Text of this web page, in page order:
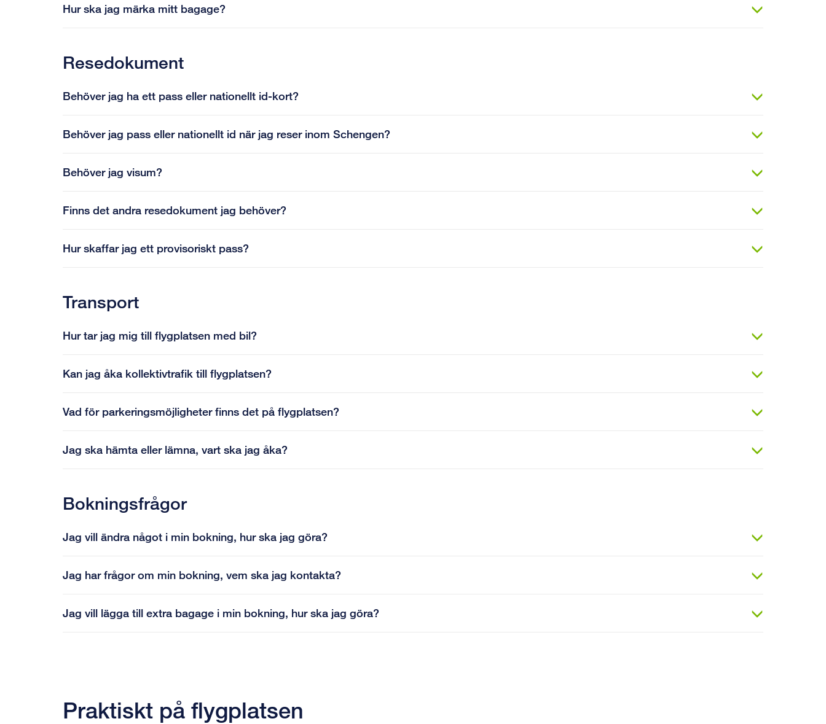
Hur ska jag märka mitt bagage?
Resedokument
Behöver jag ha ett pass eller nationellt id-kort?
Behöver jag pass eller nationellt id när jag reser inom Schengen?
Behöver jag visum?
Finns det andra resedokument jag behöver?
Hur skaffar jag ett provisoriskt pass?
Transport
Hur tar jag mig till flygplatsen med bil?
Kan jag åka kollektivtrafik till flygplatsen?
Vad för parkeringsmöjligheter finns det på flygplatsen?
Jag ska hämta eller lämna, vart ska jag åka?
Bokningsfrågor
Jag vill ändra något i min bokning, hur ska jag göra?
Jag har frågor om min bokning, vem ska jag kontakta?
Jag vill lägga till extra bagage i min bokning, hur ska jag göra?
Praktiskt på flygplatsen